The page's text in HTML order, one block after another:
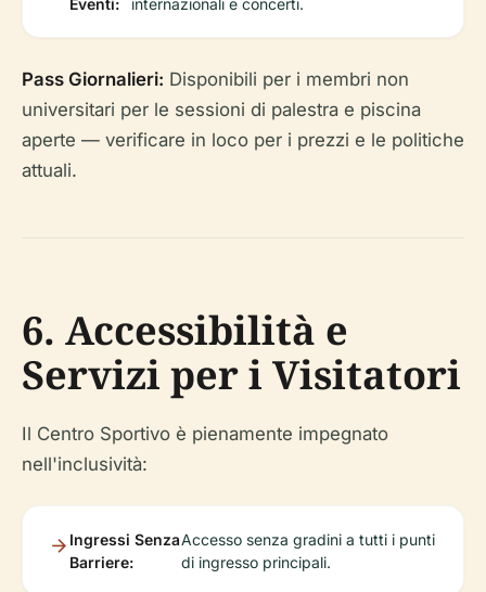
Eventi: internazionali e concerti.
Pass Giornalieri: Disponibili per i membri non
universitari per le sessioni di palestra e piscina
aperte — verificare in loco per i prezzi e le politiche
attuali.
6. Accessibilità e
Servizi per i Visitatori
Il Centro Sportivo è pienamente impegnato
nell'inclusività:
Ingressi Senza
Barriere:
Accesso senza gradini a tutti i punti
di ingresso principali.